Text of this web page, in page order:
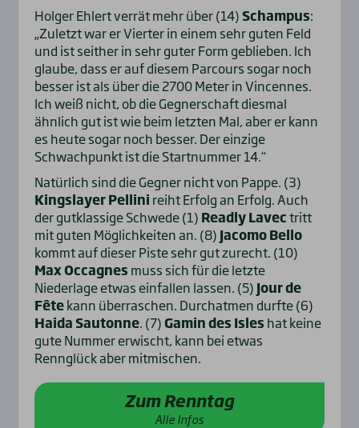
Holger Ehlert verrät mehr über (14)Schampus:
„Zuletzt war er Vierter in einem sehr guten Feld
und ist seither in sehr guter Form geblieben. Ich
glaube, dass er auf diesem Parcours sogar noch
besser ist als über die 2700 Meter in Vincennes.
Ich weiß nicht, ob die Gegnerschaft diesmal
ähnlich gut ist wie beim letzten Mal, aber er kann
es heute sogar noch besser. Der einzige
Schwachpunkt ist die Startnummer 14.“
Natürlich sind die Gegner nicht von Pappe. (3)
Kingslayer Pellini reiht Erfolg an Erfolg. Auch
der gutklassige Schwede (1) Readly Lavectritt
mit guten Möglichkeiten an. (8) Jacomo Bello
kommt auf dieser Piste sehr gut zurecht. (10)
Max Occagnes muss sich für die letzte
Niederlage etwas einfallen lassen. (5) Jour de
Fêtekann überraschen. Durchatmen durfte (6)
Haida Sautonne. (7)Gamin des Isles hat keine
gute Nummer erwischt, kann bei etwas
Rennglück aber mitmischen.
Zum Renntag
Alle Infos